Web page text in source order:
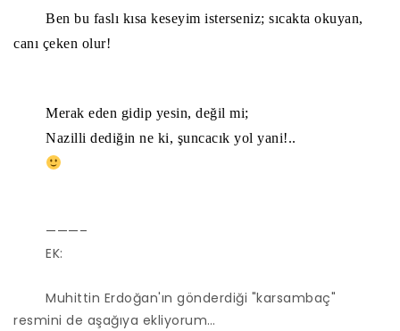
Ben bu faslı kısa keseyim isterseniz; sıcakta okuyan,
canı çeken olur!
Merak eden gidip yesin, değil mi;
Nazilli dediğin ne ki, şuncacık yol yani!..
———–
EK:
Muhittin Erdoğan'ın gönderdiği "karsambaç"
resmini de aşağıya ekliyorum…